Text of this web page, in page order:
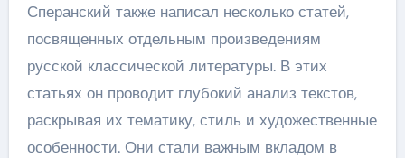
Сперанский также написал несколько статей,
посвященных отдельным произведениям
русской классической литературы. В этих
статьях он проводит глубокий анализ текстов,
раскрывая их тематику, стиль и художественные
особенности. Они стали важным вкладом в